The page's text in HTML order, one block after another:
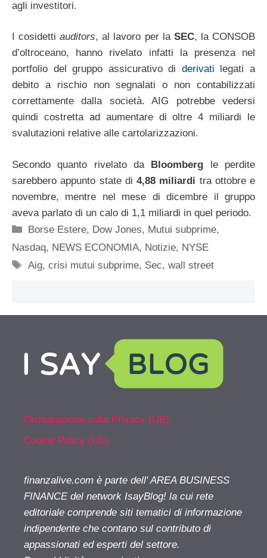
agli investitori.
I cosidettiauditors, al lavoro per la SEC, la CONSOB
d’oltroceano, hanno rivelato infatti la presenza nel
portfolio del gruppo assicurativo di derivati legati a
debito a rischio non segnalati o non contabilizzati
correttamente dalla società. AIG potrebbe vedersi
quindi costretta ad aumentare di oltre 4 miliardi le
svalutazioni relative alle cartolarizzazioni.
Secondo quanto rivelato da Bloomberg le perdite
sarebbero appunto state di 4,88 miliardi tra ottobre e
novembre, mentre nel mese di dicembre il gruppo
aveva parlato di un calo di 1,1 miliardi in quel periodo.
Categorie
Borse Estere, Dow Jones, Mutui subprime,
Nasdaq, NEWS ECONOMIA, Notizie, NYSE
Tag
Aig,crisi mutui subprime, Sec,wall street
Dichiarazione sulla Privacy (UE)
Cookie Policy (UE)
finanzalive.com è parte dell' AREA BUSINESS
FINANCE del network IsayBlog! la cui rete
editoriale comprende siti tematici di informazione
indipendente che contano sul contributo di
appassionati ed esperti del settore.